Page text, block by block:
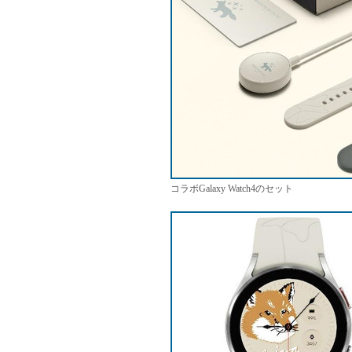
コラボGalaxy Watch4のセット